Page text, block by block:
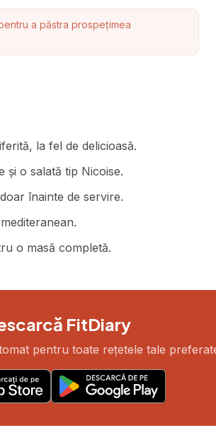
a păstra prospețimea
la fel de delicioasă.
și o salată tip Nicoise.
înainte de servire.
o masă completă.
FitDiary
pentru toate rețetele tale